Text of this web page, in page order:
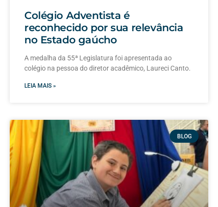
Colégio Adventista é
reconhecido por sua relevância
no Estado gaúcho
A medalha da 55ª Legislatura foi apresentada ao
colégio na pessoa do diretor acadêmico, Laureci Canto.
LEIA MAIS »
BLOG